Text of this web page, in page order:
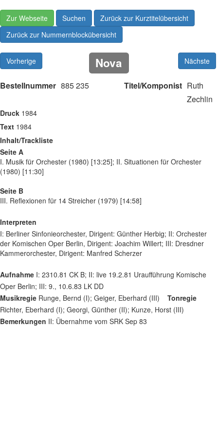
Zur Webseite Suchen
Zurück zur Kurztitelübersicht
Zurück zur Nummernblockübersicht
Vorherige Nova Nächste
Bestellnummer 885 235 Titel/Komponist Ruth
Zechlin
Druck 1984
Text 1984
Inhalt/Trackliste
Seite A
I. Musik für Orchester (1980) [13:25]; II. Situationen für Orchester
(1980) [11:30]
Seite B
III. Reflexionen für 14 Streicher (1979) [14:58]
Interpreten
I: Berliner Sinfonieorchester, Dirigent: Günther Herbig; II: Orchester
der Komischen Oper Berlin, Dirigent: Joachim Willert; III: Dresdner
Kammerorchester, Dirigent: Manfred Scherzer
Aufnahme I: 2310.81 CK B; II: live 19.2.81 Uraufführung Komische
Oper Berlin; III: 9., 10.6.83 LK DD
Musikregie Runge, Bernd (I); Geiger, Eberhard (III) Tonregie
Richter, Eberhard (I); Georgi, Günther (II); Kunze, Horst (III)
Bemerkungen II: Übernahme vom SRK Sep 83